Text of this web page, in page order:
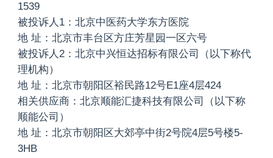
1539
被投诉人1：北京中医药大学东方医院
地 址：北京市丰台区方庄芳星园一区六号
被投诉人2：北京中兴恒达招标有限公司（以下称代
理机构）
地 址：北京市朝阳区裕民路12号E1座4层424
相关供应商：北京顺能汇捷科技有限公司（以下称
顺能公司）
地 址：北京市朝阳区大郊亭中街2号院4层5号楼5-
3HB